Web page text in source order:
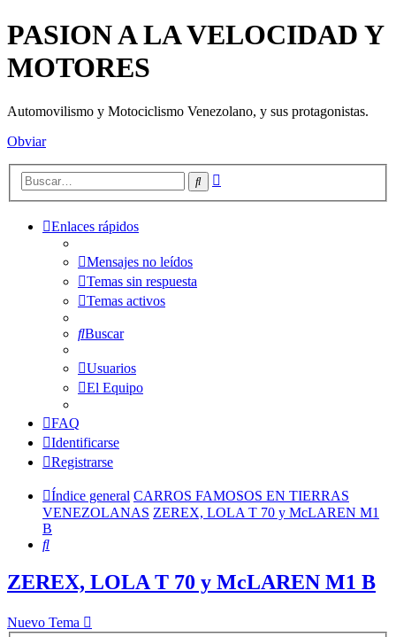
PASION A LA VELOCIDAD Y
MOTORES
Automovilismo y Motociclismo Venezolano, y sus protagonistas.
Obviar
Buscar
Enlaces rápidos
Mensajes no leídos
Temas sin respuesta
Temas activos
Buscar
Usuarios
El Equipo
FAQ
Identificarse
Registrarse
Índice general CARROS FAMOSOS EN TIERRAS
VENEZOLANAS ZEREX, LOLA T 70 y McLAREN M1
B
Buscar
ZEREX, LOLA T 70 y McLAREN M1 B
Nuevo Tema